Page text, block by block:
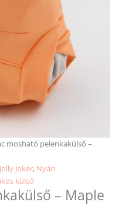
mosható pelenkakülső –
Jolly Joker, Nyári
külső
– Maple